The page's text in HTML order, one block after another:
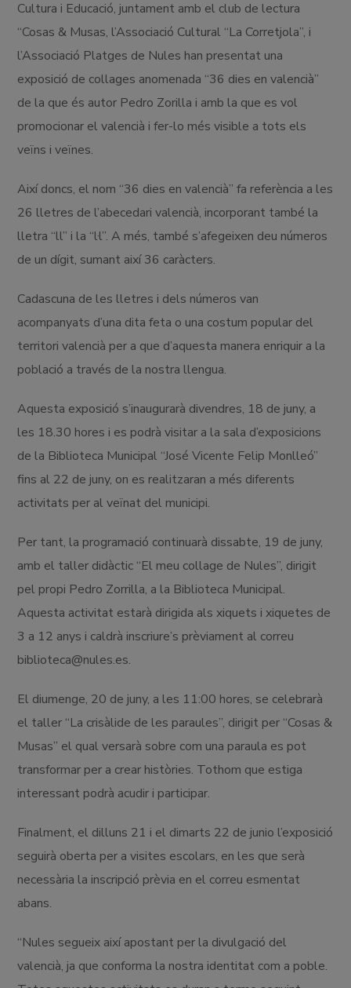
Cultura i Educació, juntament amb el club de lectura
“Cosas & Musas, l’Associació Cultural “La Corretjola”, i
l’Associació Platges de Nules han presentat una
exposició de collages anomenada “36 dies en valencià”
de la que és autor Pedro Zorilla i amb la que es vol
promocionar el valencià i fer-lo més visible a tots els
veïns i veïnes.
Així doncs, el nom “36 dies en valencià” fa referència a les
26 lletres de l’abecedari valencià, incorporant també la
lletra “ll” i la “l·l”. A més, també s’afegeixen deu números
de un dígit, sumant així 36 caràcters.
Cadascuna de les lletres i dels números van
acompanyats d’una dita feta o una costum popular del
territori valencià per a que d’aquesta manera enriquir a la
població a través de la nostra llengua.
Aquesta exposició s’inaugurarà divendres, 18 de juny, a
les 18.30 hores i es podrà visitar a la sala d’exposicions
de la Biblioteca Municipal “José Vicente Felip Monlleó”
fins al 22 de juny, on es realitzaran a més diferents
activitats per al veïnat del municipi.
Per tant, la programació continuarà dissabte, 19 de juny,
amb el taller didàctic “El meu collage de Nules”, dirigit
pel propi Pedro Zorrilla, a la Biblioteca Municipal.
Aquesta activitat estarà dirigida als xiquets i xiquetes de
3 a 12 anys i caldrà inscriure’s prèviament al correu
biblioteca@nules.es.
El diumenge, 20 de juny, a les 11:00 hores, se celebrarà
el taller “La crisàlide de les paraules”, dirigit per “Cosas &
Musas” el qual versarà sobre com una paraula es pot
transformar per a crear històries. Tothom que estiga
interessant podrà acudir i participar.
Finalment, el dilluns 21 i el dimarts 22 de junio l’exposició
seguirà oberta per a visites escolars, en les que serà
necessària la inscripció prèvia en el correu esmentat
abans.
“Nules segueix així apostant per la divulgació del
valencià, ja que conforma la nostra identitat com a poble.